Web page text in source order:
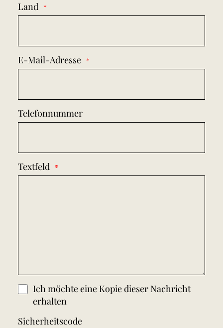
Land
E-Mail-Adresse
Telefonnummer
Textfeld
Ich möchte eine Kopie dieser Nachricht
erhalten
Sicherheitscode